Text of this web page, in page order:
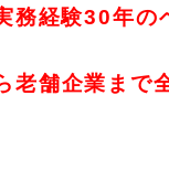
務経験30年の
老舗企業まで